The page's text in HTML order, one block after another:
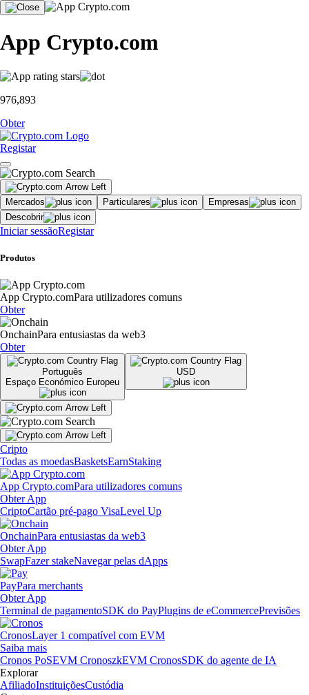
App Crypto.com
976,893
Obter
Registar
Mercados Particulares
Empresas
Descobrir
Iniciar sessãoRegistar
Produtos
App Crypto.comPara utilizadores comuns
Obter
OnchainPara entusiastas da web3
Obter
Português
Espaço Económico Europeu
USD
Cripto
Todas as moedasBasketsEarnStaking
App Crypto.comPara utilizadores comuns
Obter App
CriptoCartão pré-pago VisaLevel Up
OnchainPara entusiastas da web3
Obter App
SwapFazer stakeNavegar pelas dApps
PayPara merchants
Obter App
Terminal de pagamentoSDK do PayPlugins de eCommercePrevisões
CronosLayer 1 compatível com EVM
Saiba mais
Cronos PoSEVM CronoszkEVM CronosSDK do agente de IA
Explorar
AfiliadoInstituiçõesCustódia